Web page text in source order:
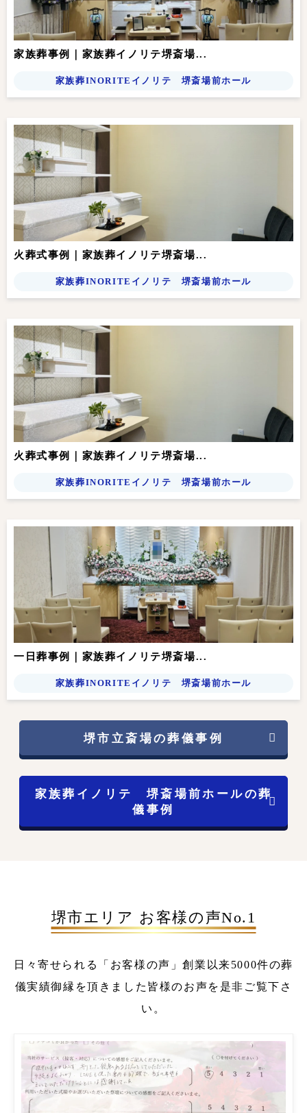
家族葬事例｜家族葬イノリテ堺斎場...
家族葬INORITEイノリテ 堺斎場前ホール
火葬式事例｜家族葬イノリテ堺斎場...
家族葬INORITEイノリテ 堺斎場前ホール
火葬式事例｜家族葬イノリテ堺斎場...
家族葬INORITEイノリテ 堺斎場前ホール
一日葬事例｜家族葬イノリテ堺斎場...
家族葬INORITEイノリテ 堺斎場前ホール
堺市立斎場の葬儀事例
家族葬イノリテ 堺斎場前ホールの葬
儀事例
堺市エリア お客様の声No.1
日々寄せられる「お客様の声」創業以来5000件の葬
儀実績御縁を頂きました皆様のお声を是非ご覧下さ
い。